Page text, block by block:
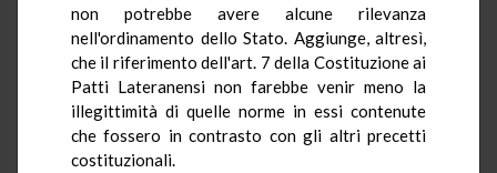
non potrebbe avere alcune rilevanza
nell'ordinamento dello Stato. Aggiunge, altresì,
che il riferimento dell'art. 7 della Costituzione ai
Patti Lateranensi non farebbe venir meno la
illegittimità di quelle norme in essi contenute
che fossero in contrasto con gli altri precetti
costituzionali.